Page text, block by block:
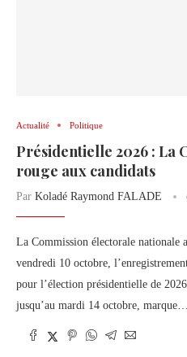
Actualité Politique
Présidentielle 2026 : La
rouge aux candidats
Par Koladé Raymond FALADE
La Commission électorale nationale
vendredi 10 octobre,
pour l’élection présidentielle de
jusqu’au mardi 14 octobre, marque…